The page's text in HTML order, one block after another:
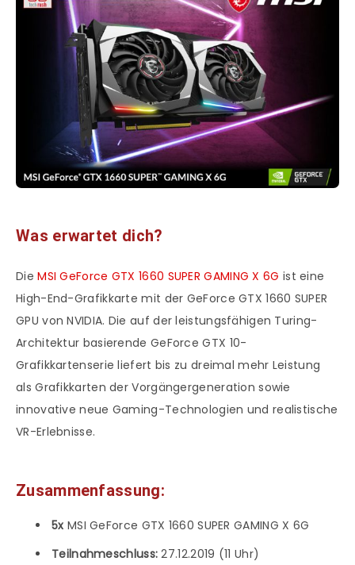
Was erwartet dich?
DieMSI GeForce GTX 1660 SUPER GAMING X 6G ist eine
High-End-Grafikkarte mit der GeForce GTX 1660 SUPER
GPU von NVIDIA. Die auf der leistungsfähigen Turing-
Architektur basierende GeForce GTX 10-
Grafikkartenserie liefert bis zu dreimal mehr Leistung
als Grafikkarten der Vorgängergeneration sowie
innovative neue Gaming-Technologien und realistische
VR-Erlebnisse.
Zusammenfassung:
5x MSI GeForce GTX 1660 SUPER GAMING X 6G
Teilnahmeschluss: 27.12.2019 (11 Uhr)